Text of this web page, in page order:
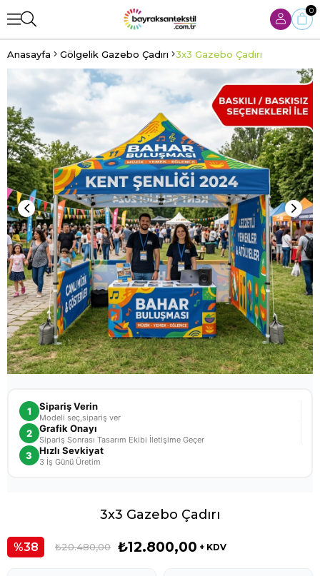
0
Anasayfa Gölgelik Gazebo Çadırı 3x3 Gazebo Çadırı
1 Sipariş Verin
Modeli seç,sipariş ver
2 Grafik Onayı
Sipariş Sonrası Tasarım Ekibi İletişime Geçer
3 Hızlı Sevkiyat
3 İş Günü Üretim
3x3 Gazebo Çadırı
38 ₺20.480,00 ₺12.800,00 + KDV